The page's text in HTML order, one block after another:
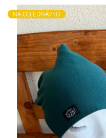
NA OBJEDNÁVKU